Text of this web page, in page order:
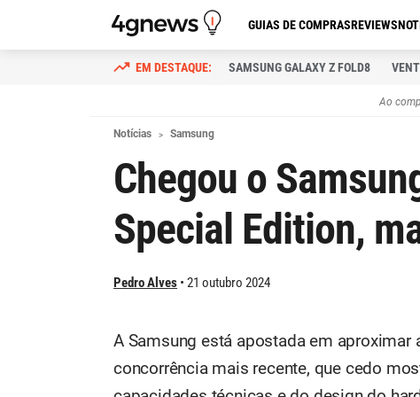
GUIAS DE COMPRASREVIEWS
SAMSUNG GALAXY Z FOLD8
Ao
Notícias Samsung
Chegou o
Special Edition,
Pedro Alves 21 outubro 2024
A Samsung está apostada em
concorrência mais recente, que cedo